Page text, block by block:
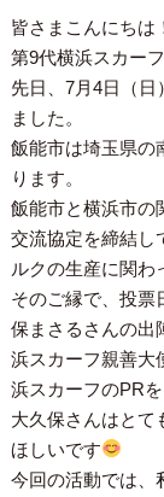
皆さまこんにちは
第9代横浜スカー
先日、7月4日（日
ました。
飯能市は埼玉県の
ります。
飯能市と横浜市の
交流協定を締結し
ルクの生産に関わ
そのご縁で、投票
保まさるさんの出
浜スカーフ親善大
浜スカーフのPRを
大久保さんはとて
ほしいです
今回の活動では、